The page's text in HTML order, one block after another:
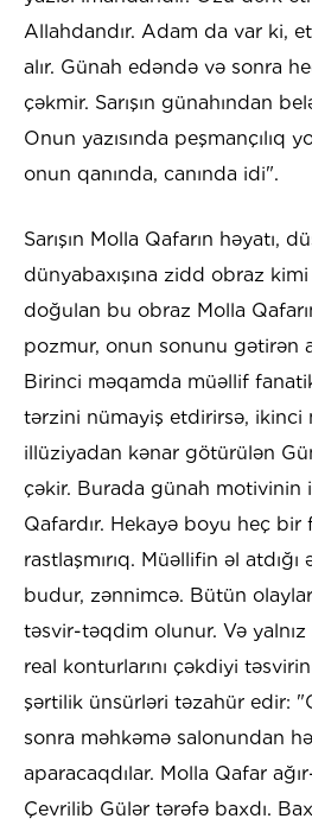
Allahdandır. Adam da var ki,
alır. Günah edəndə və sonra
çəkmir. Sarışın günahından
Onun yazısında peşmançılıq
onun qanında, canında idi".
Sarışın Molla Qafarın həyatı,
dünyabaxışına zidd obraz kimi
doğulan bu obraz Molla
pozmur, onun sonunu gətirən
Birinci məqamda müəllif
tərzini nümayiş etdirirsə, ikinci
illüziyadan kənar götürülən
çəkir. Burada günah motivinin
Qafardır. Hekayə boyu heç
rastlaşmırıq. Müəllifin əl
budur, zənnimcə. Bütün
təsvir-təqdim olunur. Və
real konturlarını çəkdiyi
şərtilik ünsürləri təzahür edir:
sonra məhkəmə salonundan
aparacaqdılar. Molla Qafar
Çevrilib Gülər tərəfə baxdı.